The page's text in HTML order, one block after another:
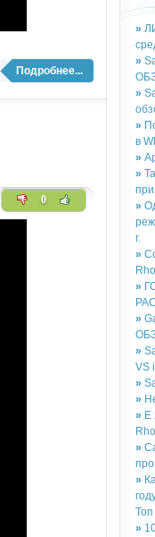
Подробнее...
0
»
»
»
»
в
»
»
»
г.
»
»
»
»
VS
»
»
» E
»
»
»